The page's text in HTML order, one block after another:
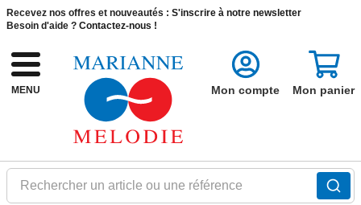
Recevez nos offres et nouveautés : S'inscrire à notre newsletter
Besoin d'aide ? Contactez-nous !
MENU
Rechercher un article ou une référence
Mon compte Mon panier